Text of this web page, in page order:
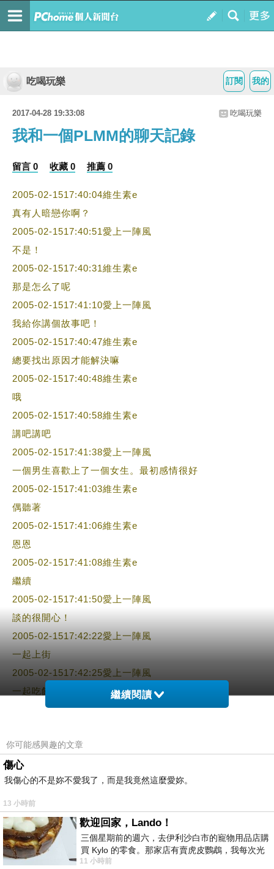
我的
訂閱
吃喝玩樂
2017-04-28 19:33:08 吃喝玩樂
我和一個PLMM的聊天記錄
留言 0 收藏 0 推薦 0
2005-02-1517:40:04維生素e
真有人暗戀你啊？
2005-02-1517:40:51愛上一陣風
不是！
2005-02-1517:40:31維生素e
那是怎么了呢
2005-02-1517:41:10愛上一陣風
我給你講個故事吧！
2005-02-1517:40:47維生素e
總要找出原因才能解決嘛
2005-02-1517:40:48維生素e
哦
2005-02-1517:40:58維生素e
講吧講吧
2005-02-1517:41:38愛上一陣風
一個男生喜歡上了一個女生。最初感情很好
2005-02-1517:41:03維生素e
偶聽著
2005-02-1517:41:06維生素e
恩恩
2005-02-1517:41:08維生素e
繼續
2005-02-1517:41:50愛上一陣風
談的很開心！
2005-02-1517:42:22愛上一陣風
一起上街
2005-02-1517:42:25愛上一陣風
一起吃飯
2005-02-1517:42:31愛上一陣風
2005-02-1517:42:43愛上一陣風
大家都很開心1
2005-02-1517:43:12愛上一陣風
男生把心愛的書買來，自己都沒看就借給了女生
2005-02-1517:43:30愛上一陣風
女生過生日的時候
2005-02-1517:43:58愛上一陣風
繼續閱讀
你可能感興趣的文章
傷心
我傷心的不是妳不愛我了，而是我竟然這麼愛妳。
13 小時前
歡迎回家，Lando！
三個星期前的週六，去伊利沙白市的寵物用品店購
買 Kylo 的零食。那家店有賣虎皮鸚鵡，我每次光
顧都會去看一下。他們偶爾會引進 C
11 小時前